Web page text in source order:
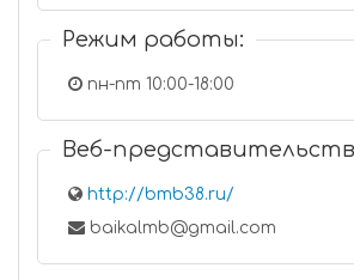
Режим работы:
пн-пт 10:00-18:00
Веб-
http://bmb38.ru/
baikalmb@gmail.com